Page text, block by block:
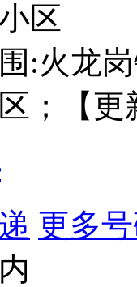
区
:火龙
；【更
更多